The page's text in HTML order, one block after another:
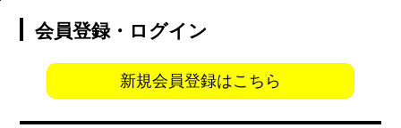
会員登録・ログイン
新規会員登録はこちら